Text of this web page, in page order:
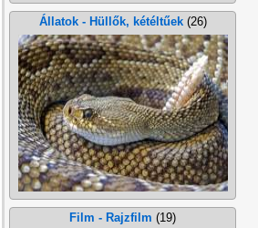
Állatok - Hüllők, kétéltűek(26)
Film - Rajzfilm (19)